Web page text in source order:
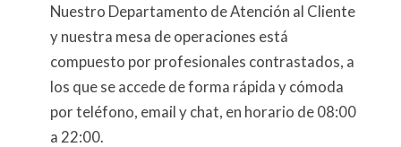
Nuestro Departamento de Atención al Cliente
y nuestra mesa de operaciones está
compuesto por profesionales contrastados, a
los que se accede de forma rápida y cómoda
por teléfono, email y chat, en horario de 08:00
a 22:00.